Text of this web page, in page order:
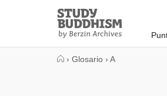
Study
Buddhism
Home
› Glosario › A